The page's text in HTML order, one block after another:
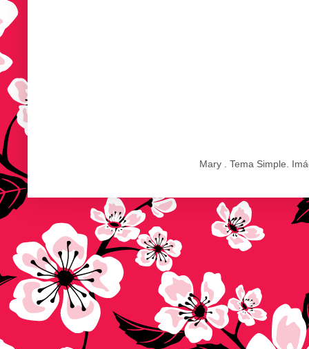
Mary . Tema Simple.